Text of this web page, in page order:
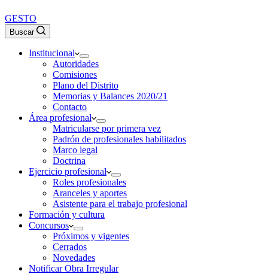
GESTO
Buscar
Institucional
Autoridades
Comisiones
Plano del Distrito
Memorias y Balances 2020/21
Contacto
Área profesional
Matricularse por primera vez
Padrón de profesionales habilitados
Marco legal
Doctrina
Ejercicio profesional
Roles profesionales
Aranceles y aportes
Asistente para el trabajo profesional
Formación y cultura
Concursos
Próximos y vigentes
Cerrados
Novedades
Notificar Obra Irregular